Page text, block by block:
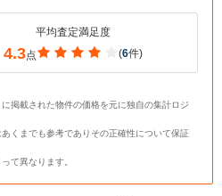
平均査定満足度
4.3点 (6件)
掲載された物件の価格を元に独自の集計ロジ
くまでも参考でありその正確性について保証
て異なります。